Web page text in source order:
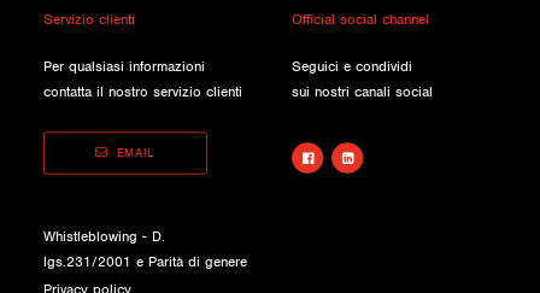
Servizio clienti
Per qualsiasi informazioni
contatta il nostro servizio clienti
EMAIL
Official social channel
Seguici e condividi
sui nostri canali social
Whistleblowing - D.
lgs.231/2001 e Parità di genere